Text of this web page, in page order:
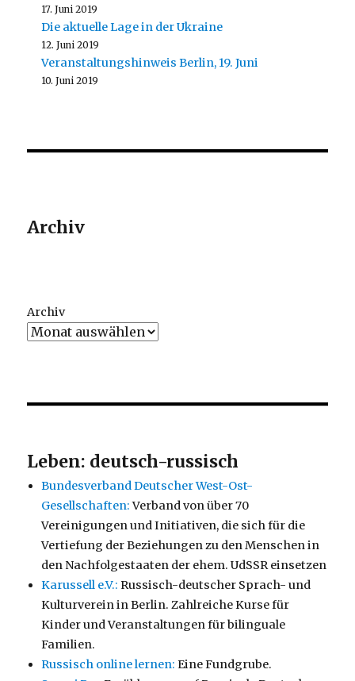
17. Juni 2019
Die aktuelle Lage in der Ukraine
12. Juni 2019
Veranstaltungshinweis Berlin, 19. Juni
10. Juni 2019
Archiv
Archiv
Leben: deutsch-russisch
Bundesverband Deutscher West-Ost-
Gesellschaften:Verband von über 70
Vereinigungen und Initiativen, die sich für die
Vertiefung der Beziehungen zu den Menschen in
den Nachfolgestaaten der ehem. UdSSR einsetzen
Karussell e.V.: Russisch-deutscher Sprach- und
Kulturverein in Berlin. Zahlreiche Kurse für
Kinder und Veranstaltungen für bilinguale
Familien.
Russisch online lernen: Eine Fundgrube.